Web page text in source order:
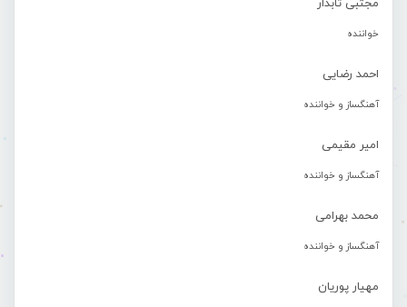
مجتبی تابدار
خواننده
احمد رضایی
آهنگساز و خواننده
امیر مقیمی
آهنگساز و خواننده
محمد بهرامی
آهنگساز و خواننده
مهیار پوریان